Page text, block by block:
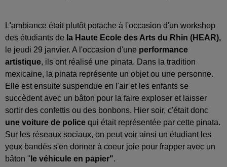
L'ambiance était plutôt potache à l'occasion d'un workshop
des étudiants de la Haute Ecole des Arts du Rhin (HEAR),
le jeudi 29 janvier. A l'occasion d'une performance
artistique, ils ont réalisé une pinata. Dans la tradition
mexicaine, la pinata représente un objet ou une personne.
Elle est ensuite suspendue en l'air et les enfants se
succèdent avec un bâton pour la faire exploser et laisser
sortir des confettis ou des bonbons. Hier soir, c'était donc
une voiture de police qui était représentée par cette pinata.
Sur les réseaux sociaux, on peut voir ainsi un étudiant les
yeux bandés s'en donner à coeur joie pour frapper avec un
bâton " le véhicule en papier".